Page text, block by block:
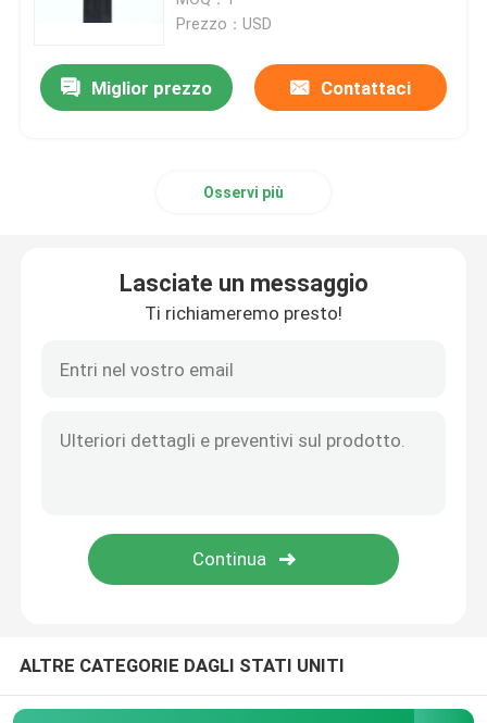
Stampante dei gioielli 3D
Stampante della resina di SLA 3D
Prezzo：USD
Miglior prezzo Contattaci
Osservi più
Lasciate un messaggio
Ti richiameremo presto!
ALTRE CATEGORIE DAGLI STATI UNITI